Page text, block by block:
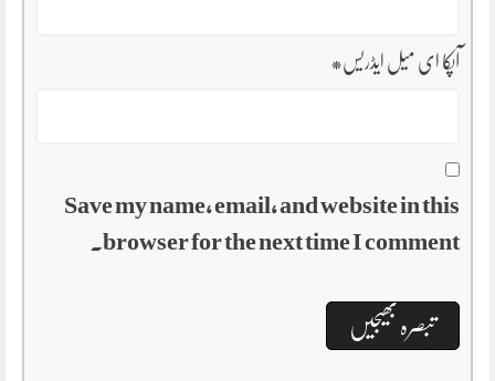
آپکا ای میل ایڈریس*
Save my name, email, and website in this
browser for the next time I comment.